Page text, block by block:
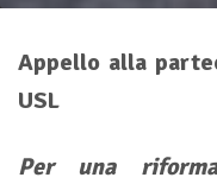
Appello alla
USL
Per una